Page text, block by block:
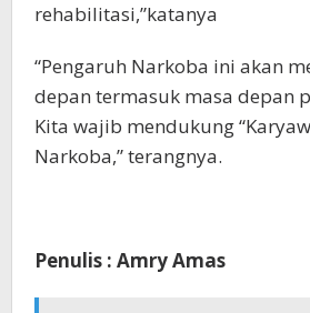
rehabilitasi,”katanya
“Pengaruh Narkoba ini akan
depan termasuk masa depan
Kita wajib mendukung
Narkoba,” terangnya.
Penulis : Amry Amas